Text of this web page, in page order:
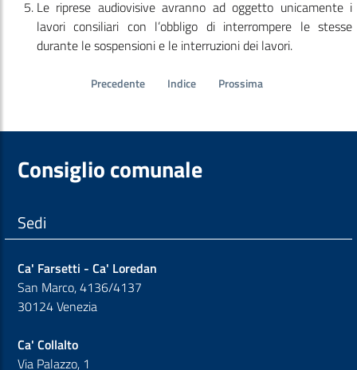
Le riprese audiovisive avranno ad oggetto unicamente i
lavori consiliari con l’obbligo di interrompere le stesse
durante le sospensioni e le interruzioni dei lavori.
Precedente Indice Prossima
Consiglio comunale
Sedi
Ca' Farsetti - Ca' Loredan
San Marco, 4136/4137
30124 Venezia
Ca' Collalto
Via Palazzo, 1